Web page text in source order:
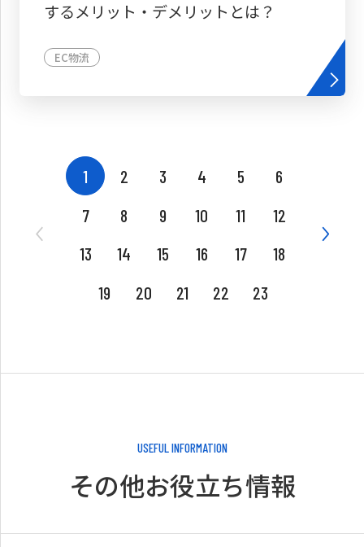
するメリット・デメリットとは？
EC物流
1 2 3 4 5
6
7
8 9 10 11
12
13
14 15 16 17
18
19
20 21 22 23
USEFUL INFORMATION
その他お役立ち情報